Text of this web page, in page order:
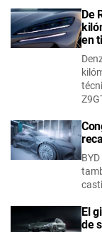
De
en
El
de